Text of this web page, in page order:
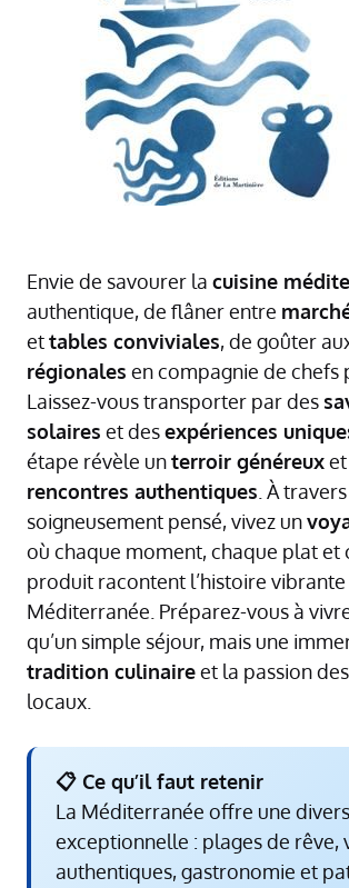
Envie de savourer la cuisine
authentique, de flâner entre
ettables conviviales, de goûter
régionales en compagnie de chefs
Laissez-vous transporter par des
solaires et desexpériences
étape révèle unterroir généreux
rencontres authentiques . À
soigneusement pensé, vivez un
où chaque moment, chaque plat et
produit racontent l’histoire vibrante
Méditerranée. Préparez-vous à
qu’un simple séjour, mais une
tradition culinaireet la passion
locaux.
📋 Ce qu’il faut retenir
La Méditerranée offre une
exceptionnelle : plages de rêve,
authentiques, gastronomie et